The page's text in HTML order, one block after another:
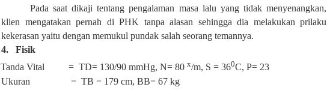
Pada saat dikaji tentang pengalaman masa lalu yang tidak menyenangkan,
klien mengatakan pernah di PHK tanpa alasan sehingga dia melakukan prilaku
kekerasan yaitu dengan memukul pundak salah seorang temannya.
4.
Fisik
Tanda Vital = TD= 130/90 mmHg, N= 80 x/m, S = 360C, P= 23
Ukuran = TB = 179 cm, BB= 67 kg